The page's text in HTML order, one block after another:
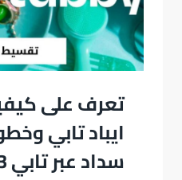
تعرف على
ايباد تابي
سداد عبر تابي 2023